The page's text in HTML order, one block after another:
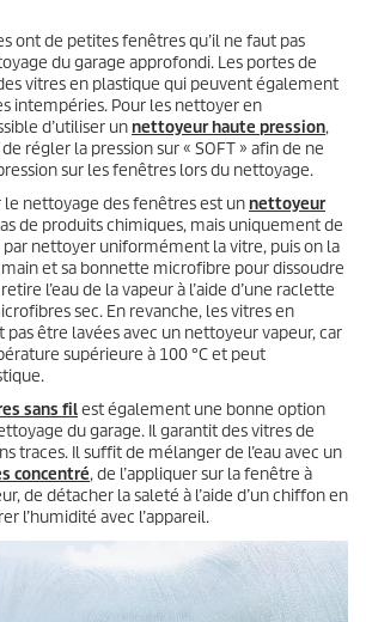
ont de petites fenêtres qu’il ne faut pas
du garage approfondi. Les portes de
vitres en plastique qui peuvent également
intempéries. Pour les nettoyer en
d’utiliser unnettoyeur haute pression,
régler la pression sur « SOFT » afin de ne
sur les fenêtres lors du nettoyage.
nettoyage des fenêtres est unnettoyeur
de produits chimiques, mais uniquement de
par nettoyer uniformément la vitre, puis on la
et sa bonnette microfibre pour dissoudre
l’eau de la vapeur à l’aide d’une raclette
sec. En revanche, les vitres en
être lavées avec un nettoyeur vapeur, car
supérieure à 100 °C et peut
sans filest également une bonne option
du garage. Il garantit des vitres de
traces. Il suffit de mélanger de l’eau avec un
concentré, de l’appliquer sur la fenêtre à
de détacher la saleté à l’aide d’un chiffon en
l’humidité avec l’appareil.